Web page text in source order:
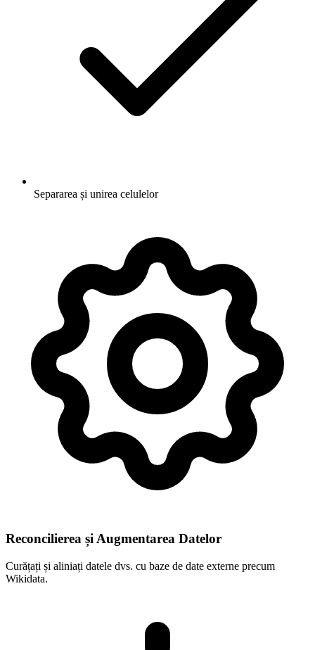
Separarea și unirea celulelor
Reconcilierea și Augmentarea Datelor
Curățați și aliniați datele dvs. cu baze de date externe precum
Wikidata.